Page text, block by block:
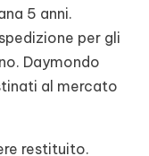
5 anni.
per gli
Daymondo
al mercato
restituito.